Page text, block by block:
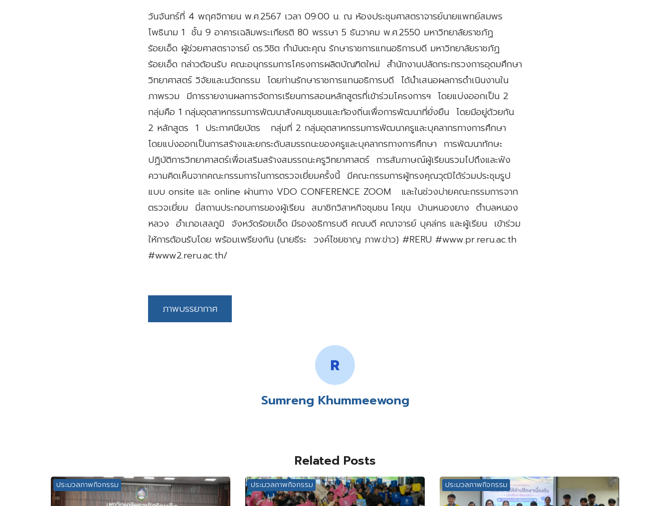
วันจันทร์ที่ 4 พฤศจิกายน พ.ศ.2567 เวลา 09:00 น. ณ ห้องประชุมศาสตราจารย์นายแพทย์สมพร
โพธินาม 1 ชั้น 9 อาคารเฉลิมพระเกียรติ 80 พรรษา 5 ธันวาคม พ.ศ.2550 มหาวิทยาลัยราชภัฏ
ร้อยเอ็ด ผู้ช่วยศาสตราจารย์ ดร.วิชิต กำมันตะคุณ รักษาราชการแทนอธิการบดี มหาวิทยาลัยราชภัฏ
ร้อยเอ็ด กล่าวต้อนรับ คณะอนุกรรมการโครงการผลิตบัณฑิตใหม่ สำนักงานปลัดกระทรวงการอุดมศึกษา
วิทยาศาสตร์ วิจัยและนวัตกรรม โดยท่านรักษาราชการแทนอธิการบดี ได้นำเสนอผลการดำเนินงานใน
ภาพรวม มีการรายงานผลการจัดการเรียนการสอนหลักสูตรที่เข้าร่วมโครงการฯ โดยแบ่งออกเป็น 2
กลุ่มคือ 1 กลุ่มอุตสาหกรรมการพัฒนาสังคมชุมชนและท้องถิ่นเพื่อการพัฒนาที่ยั่งยืน โดยมีอยู่ด้วยกัน
2 หลักสูตร 1 ประกาศนียบัตร กลุ่มที่ 2 กลุ่มอุตสาหกรรมการพัฒนาครูและบุคลากรทางการศึกษา
โดยแบ่งออกเป็นการสร้างและยกระดับสมรรถนะของครูและบุคลากรทางการศึกษา การพัฒนาทักษะ
ปฏิบัติการวิทยาศาสตร์เพื่อเสริมสร้างสมรรถนะครูวิทยาศาสตร์ การสัมภาษณ์ผู้เรียนรวมไปถึงและฟัง
ความคิดเห็นจากคณะกรรมการในการตรวจเยี่ยมครั้งนี้ มีคณะกรรมการผู้ทรงคุณวุฒิได้ร่วมประชุมรูป
แบบ onsite และ online ผ่านทาง VDO CONFERENCE ZOOM และในช่วงบ่ายคณะกรรมการจาก
ตรวจเยี่ยม มี่สถานประกอบการของผู้เรียน สมาชิกวิสาหกิจชุมชน โคขุน บ้านหนองยาง ตำบลหนอง
หลวง อำเภอเสลภูมิ จังหวัดร้อยเอ็ด มีรองอธิการบดี คณบดี คณาจารย์ บุคล่กร และผู้เรียน เข้าร่วม
ให้การต้อนรับโดย พร้อมเพรียงกัน (นายธีระ วงค์ไชยชาญ ภาพ:ข่าว) #RERU #www.pr.reru.ac.th
#www2.reru.ac.th/
ภาพบรรยากาศ
Sumreng Khummeewong
Related Posts
ประมวลภาพกิจกรรม ประมวลภาพกิจกรรม ประมวลภาพกิจกรรม